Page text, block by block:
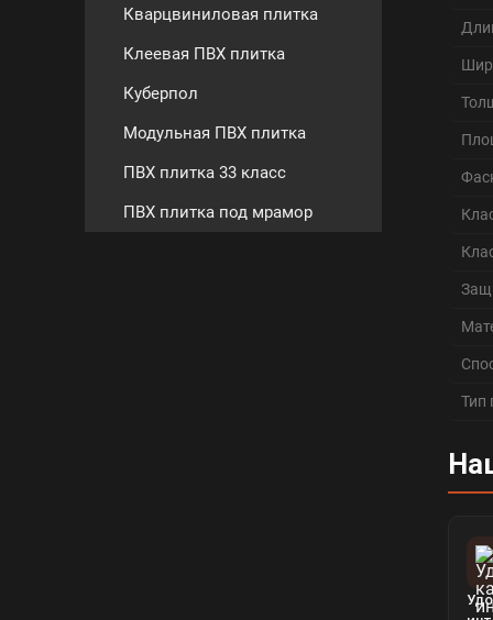
Кварцвиниловая плитка
Клеевая ПВХ плитка
Куберпол
Модульная ПВХ плитка
ПВХ плитка 33 класс
ПВХ плитка под мрамор
Тип